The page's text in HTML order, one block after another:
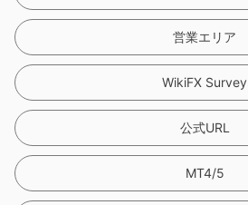
営業エリア
WikiFX Survey
公式URL
MT4/5